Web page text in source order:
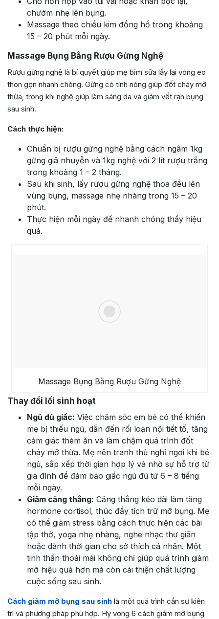
chườm nhẹ lên bụng.
Massage theo chiều kim đồng hồ trong khoảng
15 – 20 phút mỗi ngày.
Massage Bụng Bằng Rượu Gừng Nghệ
Rượu gừng nghệ là bí quyết giúp mẹ bỉm sữa lấy lại vòng eo
thon gọn nhanh chóng. Gừng có tính nóng giúp đốt cháy mỡ
thừa, trong khi nghệ giúp làm sáng da và giảm vết rạn bụng
sau sinh.
Cách thực hiện:
Chuẩn bị rượu gừng nghệ bằng cách ngâm 1kg
gừng giã nhuyễn và 1kg nghệ với 2 lít rượu trắng
trong khoảng 1 – 2 tháng.
Sau khi sinh, lấy rượu gừng nghệ thoa đều lên
vùng bụng, massage nhẹ nhàng trong 15 – 20
phút.
Thực hiện mỗi ngày để nhanh chóng thấy hiệu
quả.
Massage Bụng Bằng Rượu Gừng Nghệ
Thay đổi lối sinh hoạt
Ngủ đủ giấc: Việc chăm sóc em bé có thể khiến
mẹ bị thiếu ngủ, dẫn đến rối loạn nội tiết tố, tăng
cảm giác thèm ăn và làm chậm quá trình đốt
cháy mỡ thừa. Mẹ nên tranh thủ nghỉ ngơi khi bé
ngủ, sắp xếp thời gian hợp lý và nhờ sự hỗ trợ từ
gia đình để đảm bảo giấc ngủ đủ từ 6 – 8 tiếng
mỗi ngày.
Giảm căng thẳng: Căng thẳng kéo dài làm tăng
hormone cortisol, thúc đẩy tích trữ mỡ bụng. Mẹ
có thể giảm stress bằng cách thực hiện các bài
tập thở, yoga nhẹ nhàng, nghe nhạc thư giãn
hoặc dành thời gian cho sở thích cá nhân. Một
tinh thần thoải mái không chỉ giúp quá trình giảm
mỡ hiệu quả hơn mà còn cải thiện chất lượng
cuộc sống sau sinh.
Cách giảm mỡ bụng sau sinh là một quá trình cần sự kiên
trì và phương pháp phù hợp. Hy vọng 6 cách giảm mỡ bụng